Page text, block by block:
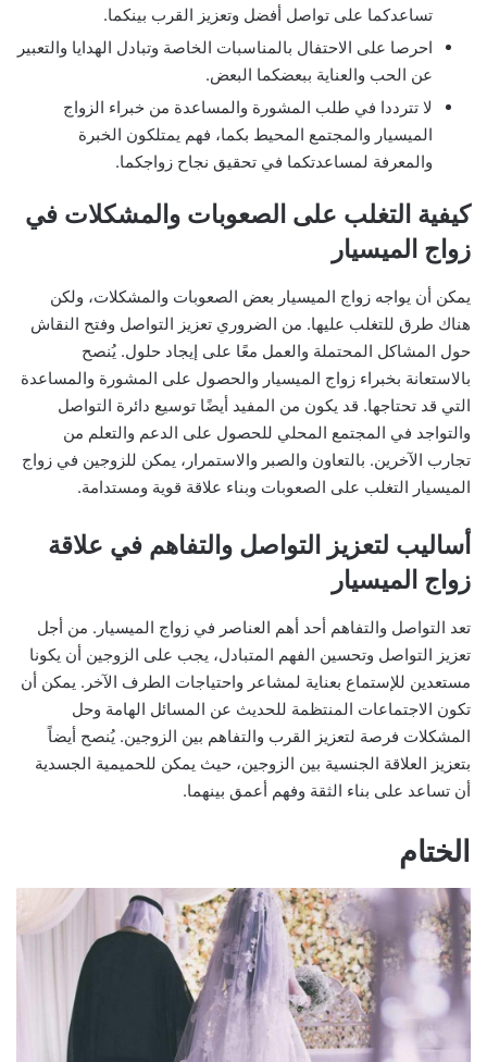
تساعدكما على تواصل أفضل وتعزيز القرب بينكما.
احرصا على الاحتفال بالمناسبات الخاصة وتبادل الهدايا والتعبير
عن الحب والعناية ببعضكما البعض.
لا تترددا في طلب المشورة والمساعدة من خبراء الزواج
الميسيار والمجتمع المحيط بكما، فهم يمتلكون الخبرة
والمعرفة لمساعدتكما في تحقيق نجاح زواجكما.
كيفية التغلب على الصعوبات والمشكلات في
زواج الميسيار
يمكن أن يواجه زواج الميسيار بعض الصعوبات والمشكلات، ولكن
هناك طرق للتغلب عليها. من الضروري تعزيز التواصل وفتح النقاش
حول المشاكل المحتملة والعمل معًا على إيجاد حلول. يُنصح
بالاستعانة بخبراء زواج الميسيار والحصول على المشورة والمساعدة
التي قد تحتاجها. قد يكون من المفيد أيضًا توسيع دائرة التواصل
والتواجد في المجتمع المحلي للحصول على الدعم والتعلم من
تجارب الآخرين. بالتعاون والصبر والاستمرار، يمكن للزوجين في زواج
الميسيار التغلب على الصعوبات وبناء علاقة قوية ومستدامة.
أساليب لتعزيز التواصل والتفاهم في علاقة
زواج الميسيار
تعد التواصل والتفاهم أحد أهم العناصر في زواج الميسيار. من أجل
تعزيز التواصل وتحسين الفهم المتبادل، يجب على الزوجين أن يكونا
مستعدين للإستماع بعناية لمشاعر واحتياجات الطرف الآخر. يمكن أن
تكون الاجتماعات المنتظمة للحديث عن المسائل الهامة وحل
المشكلات فرصة لتعزيز القرب والتفاهم بين الزوجين. يُنصح أيضاً
بتعزيز العلاقة الجنسية بين الزوجين، حيث يمكن للحميمية الجسدية
أن تساعد على بناء الثقة وفهم أعمق بينهما.
الختام